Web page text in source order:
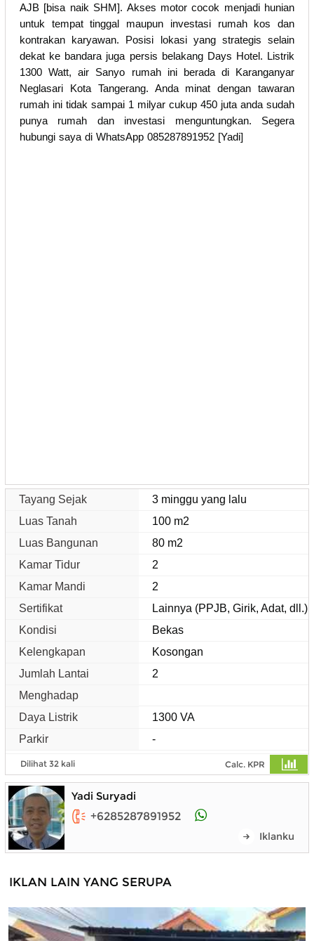
AJB [bisa naik SHM]. Akses motor cocok menjadi hunian
untuk tempat tinggal maupun investasi rumah kos dan
kontrakan karyawan. Posisi lokasi yang strategis selain
dekat ke bandara juga persis belakang Days Hotel. Listrik
1300 Watt, air Sanyo rumah ini berada di Karanganyar
Neglasari Kota Tangerang. Anda minat dengan tawaran
rumah ini tidak sampai 1 milyar cukup 450 juta anda sudah
punya rumah dan investasi menguntungkan. Segera
hubungi saya di WhatsApp 085287891952 [Yadi]
Tayang Sejak
3 minggu yang lalu
Luas Tanah
100 m2
Luas Bangunan
80 m2
Kamar Tidur
2
Kamar Mandi
2
Sertifikat
Lainnya (PPJB, Girik, Adat, dll.)
Kondisi
Bekas
Kelengkapan
Kosongan
Jumlah Lantai
2
Menghadap
Daya Listrik
1300 VA
Parkir
-
Dilihat 32 kali Calc. KPR
Yadi Suryadi
+6285287891952
Iklanku
IKLAN LAIN YANG SERUPA